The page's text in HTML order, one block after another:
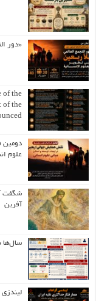
«دور
of the
of the
دومین
علوم
شگفت
آفرین
سال‌ها